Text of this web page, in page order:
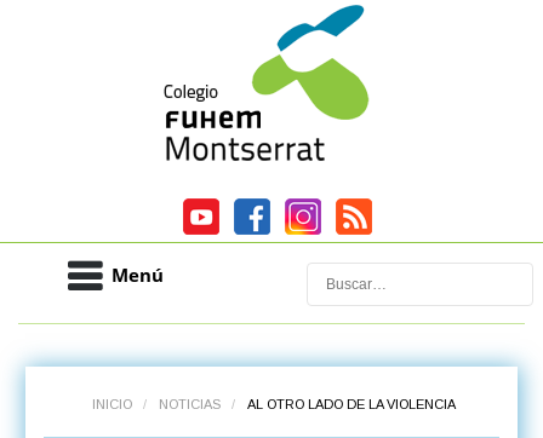
Menú Buscar
INICIO / NOTICIAS / AL OTRO LADO DE LA VIOLENCIA